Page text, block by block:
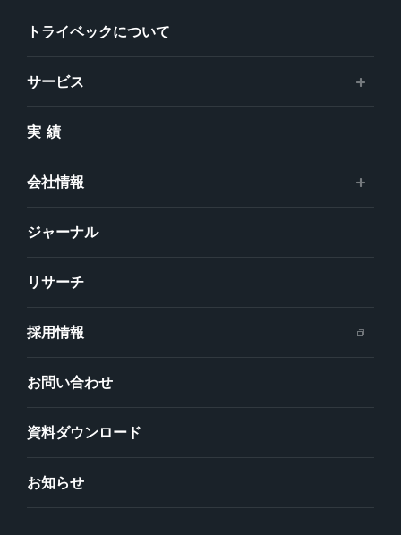
トライベックについて
サービス
実績
会社情報
ジャーナル
リサーチ
採用情報
お問い合わせ
資料ダウンロード
お知らせ